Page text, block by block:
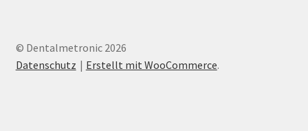
© Dentalmetronic 2026
Datenschutz
Erstellt mit WooCommerce.